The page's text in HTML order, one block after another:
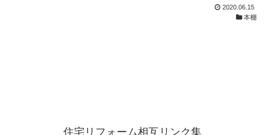
2020.06.15
本棚
住宅リフォーム相互リンク集